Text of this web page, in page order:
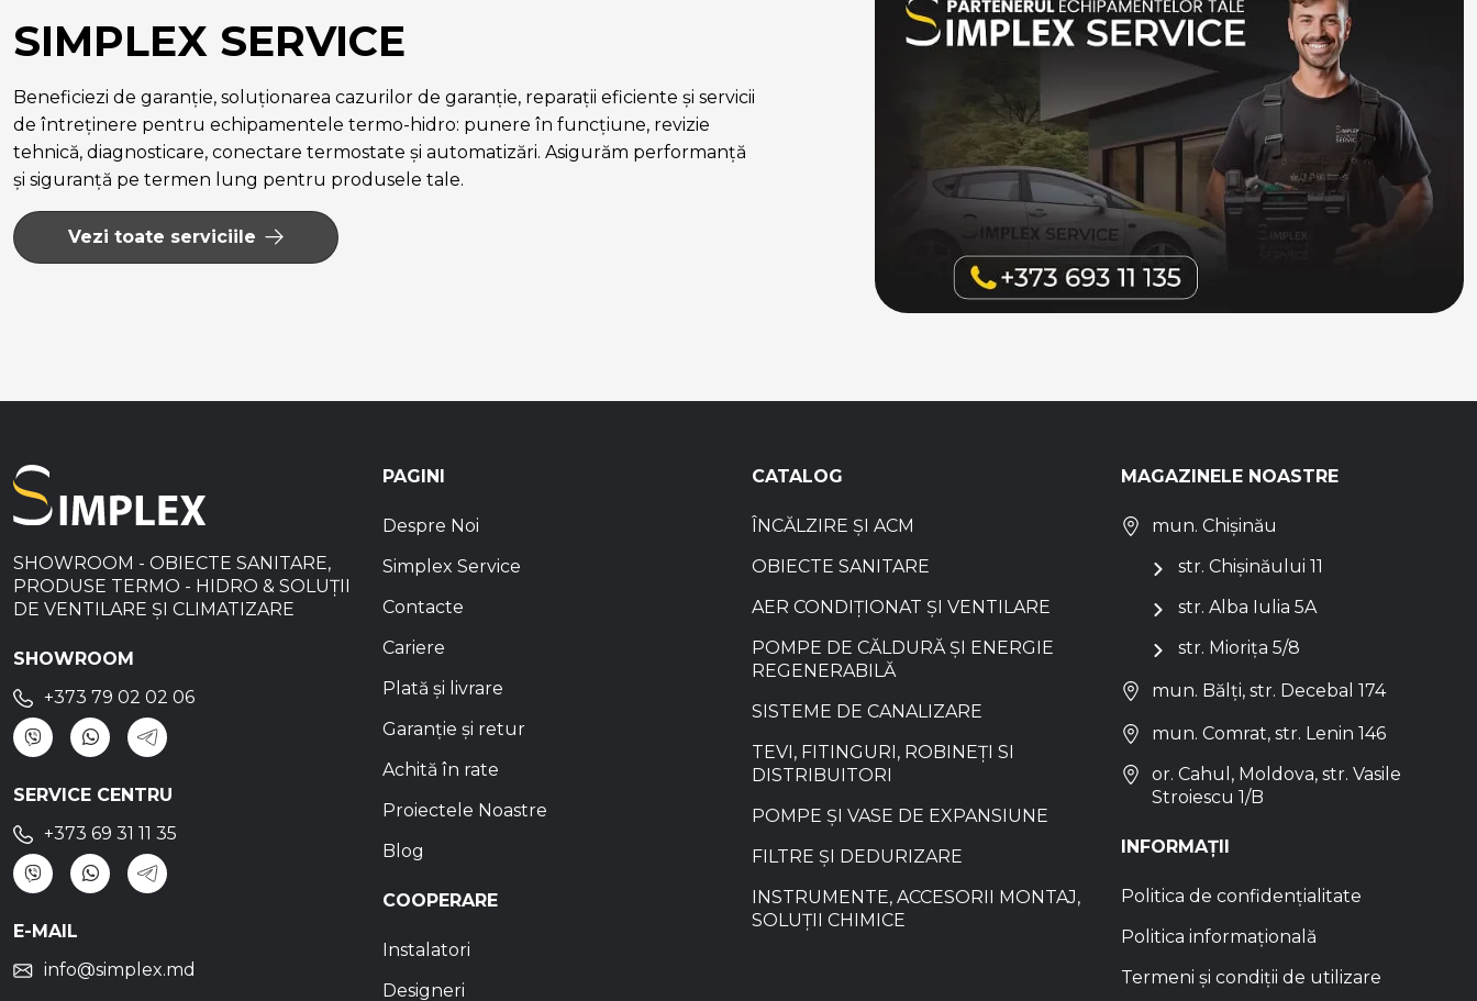
SIMPLEX SERVICE
Beneficiezi de garanție, soluționarea cazurilor de garanție, reparații eficiente și servicii
de întreținere pentru echipamentele termo-hidro: punere în funcțiune, revizie
tehnică, diagnosticare, conectare termostate și automatizări. Asigurăm performanță
și siguranță pe termen lung pentru produsele tale.
Vezi toate serviciile
SHOWROOM - OBIECTE SANITARE,
PRODUSE TERMO - HIDRO & SOLUȚII
DE VENTILARE ȘI CLIMATIZARE
SHOWROOM
+373 79 02 02 06
SERVICE CENTRU
+373 69 31 11 35
E-MAIL
info@simplex.md
PAGINI
Despre Noi
Simplex Service
Contacte
Cariere
Plată și livrare
Garanție și retur
Achită în rate
Proiectele Noastre
Blog
COOPERARE
Instalatori
Designeri
CATALOG
ÎNCĂLZIRE ȘI ACM
OBIECTE SANITARE
AER CONDIȚIONAT ȘI VENTILARE
POMPE DE CĂLDURĂ ȘI ENERGIE
REGENERABILĂ
SISTEME DE CANALIZARE
TEVI, FITINGURI, ROBINEȚI SI
DISTRIBUITORI
POMPE ȘI VASE DE EXPANSIUNE
FILTRE ȘI DEDURIZARE
INSTRUMENTE, ACCESORII MONTAJ,
SOLUȚII CHIMICE
MAGAZINELE NOASTRE
mun. Chișinău
str. Chișinăului 11
str. Alba Iulia 5A
str. Miorița 5/8
mun. Bălți, str. Decebal 174
mun. Comrat, str. Lenin 146
or. Cahul, Moldova, str. Vasile
Stroiescu 1/B
INFORMAȚII
Politica de confidențialitate
Politica informațională
Termeni și condiții de utilizare